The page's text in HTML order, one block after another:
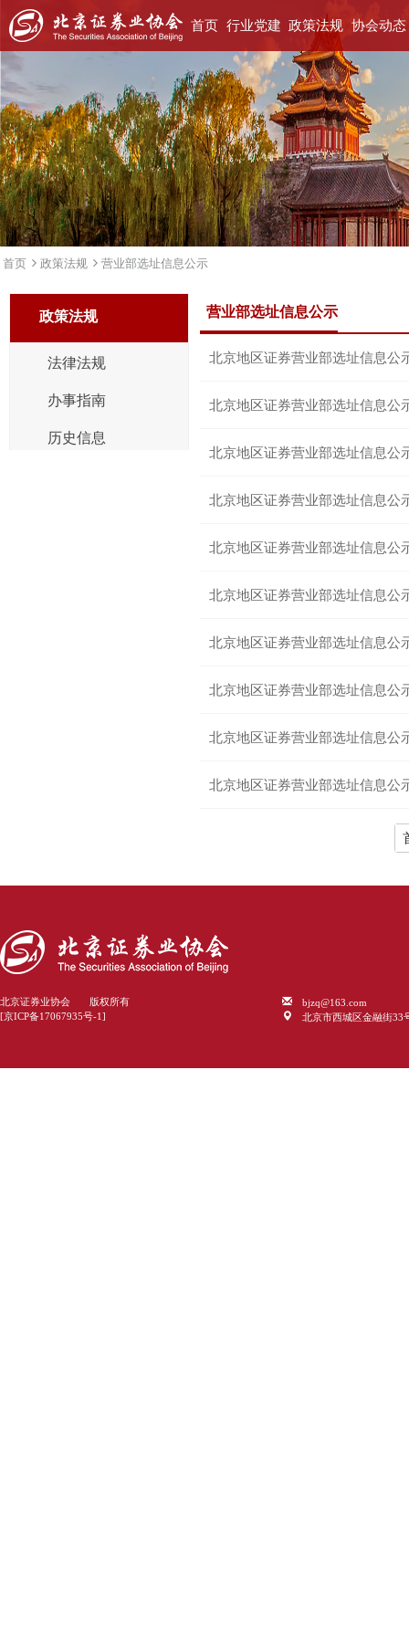
首页 行业党建 政策法规 协会动态
首页 政策法规 营业部选址信息公示
政策法规
法律法规
办事指南
历史信息
营业部选址信息公示
北京地区证券营业部选址信息公
北京地区证券营业部选址信息公
北京地区证券营业部选址信息公
北京地区证券营业部选址信息公
北京地区证券营业部选址信息公
北京地区证券营业部选址信息公
北京地区证券营业部选址信息公
北京地区证券营业部选址信息公
北京地区证券营业部选址信息公
北京地区证券营业部选址信息公
北京证券业协会 版权所有
[京ICP备17067935号-1]
bjzq@163.com
北京市西城区金融街33